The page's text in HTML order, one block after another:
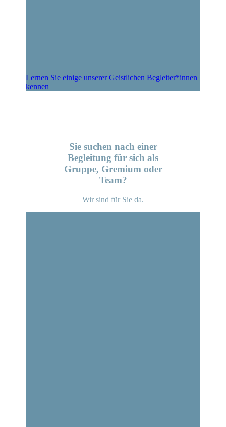
Lernen Sie einige unserer Geistlichen Begleiter*innen
kennen
Sie suchen nach einer
Begleitung für sich als
Gruppe, Gremium oder
Team?
Wir sind für Sie da.